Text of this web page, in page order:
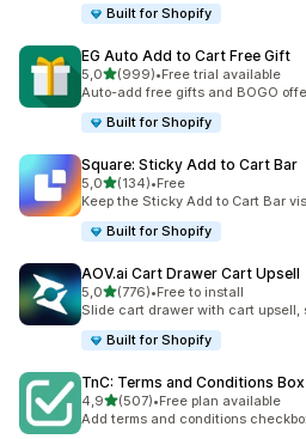
Built for Shopify
EG Auto Add to Cart Free Gift
5,0z 5 hvězd
(999)
Celkový počet recenzí: 999
•Free trial available
Auto-add free gifts and BOGO
Built for Shopify
Square: Sticky Add to Cart Bar
5,0z 5 hvězd
(134)
Celkový počet recenzí: 134
•Free
Keep the Sticky Add to Cart Bar
Built for Shopify
AOV.ai Cart Drawer Cart Upsell
5,0z 5 hvězd
(776)
Celkový počet recenzí: 776
•Free to install
Slide cart drawer with cart upsell,
Built for Shopify
TnC: Terms and Conditions Box
4,9z 5 hvězd
(507)
Celkový počet recenzí: 507
•Free plan available
Add terms and conditions